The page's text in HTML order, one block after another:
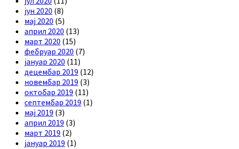
јун 2020 (8)
мај 2020 (5)
април 2020 (13)
март 2020 (15)
фебруар 2020 (7)
јануар 2020 (11)
децембар 2019 (12)
новембар 2019 (3)
октобар 2019 (11)
септембар 2019 (1)
мај 2019 (3)
април 2019 (3)
март 2019 (2)
јануар 2019 (1)